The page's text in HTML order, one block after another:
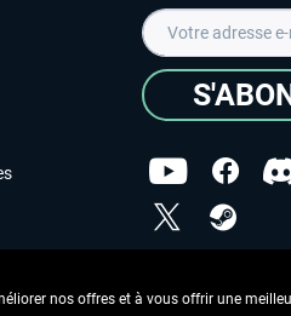
Copyright © Aerosoft
nos offres et à vous offrir une